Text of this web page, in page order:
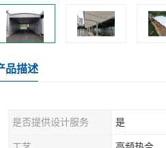
品描述
是否提供设计服务 是